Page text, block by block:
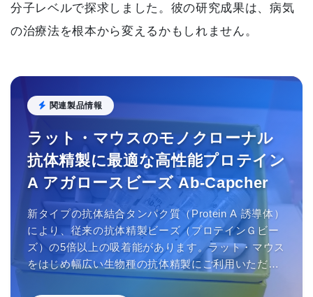
分子レベルで探求しました。彼の研究成果は、病気
の治療法を根本から変えるかもしれません。
関連製品情報
ラット・マウスのモノクローナル
抗体精製に最適な高性能プロテイン
A アガロースビーズ Ab-Capcher
新タイプの抗体結合タンパク質（Protein A 誘導体）
により、従来の抗体精製ビーズ（プロテインＧビー
ズ）の5倍以上の吸着能があります。ラット・マウス
をはじめ幅広い生物種の抗体精製にご利用いただけ
ます。中性域で結合するので抗体の失活を防ぎま